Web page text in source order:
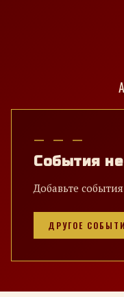
— — —
События
Добавьте
ДРУГОЕ